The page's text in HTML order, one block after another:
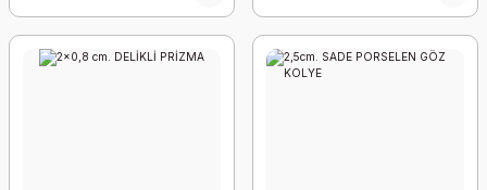
2,3cm. BURÇ KOLYE UCU